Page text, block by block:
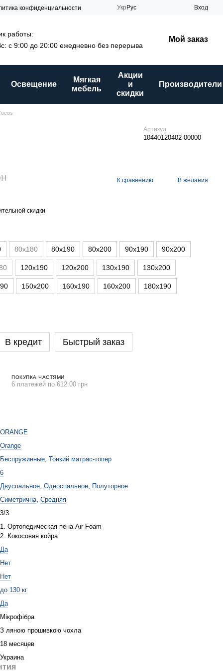
конфиденциальности Укр Рус Вход
работы:
с 9:00 до 20:00 ежедневно без перерыва
Мой заказ
Освещение
Мягкая
мебель
Акции
и
скидки
Производители
Артикул
10440120402-00000
К сравнению В желания
скидки
80х180 80х190 80х200 90х190 90х200
120х190 120х200 130х190 130х200
150х200 160х190 160х200 180х190
В кредит Быстрый заказ
ПОКУПКА ЧАСТЯМИ
6 платежей по 612.00 грн
ORANGE
Orange
Беспружинные, Тонкий матрас-топер
6
Двуспальное, Односпальное, Полуторное
Симетрична, Средняя
3/3
1. Ортопедическая пена Air Foam
2. Кокосовая койра
Да
Нет
Нет
до 130 кг
Да
Мікрофібра
З ляною прошивкою чохла
18 месяцев
Украина